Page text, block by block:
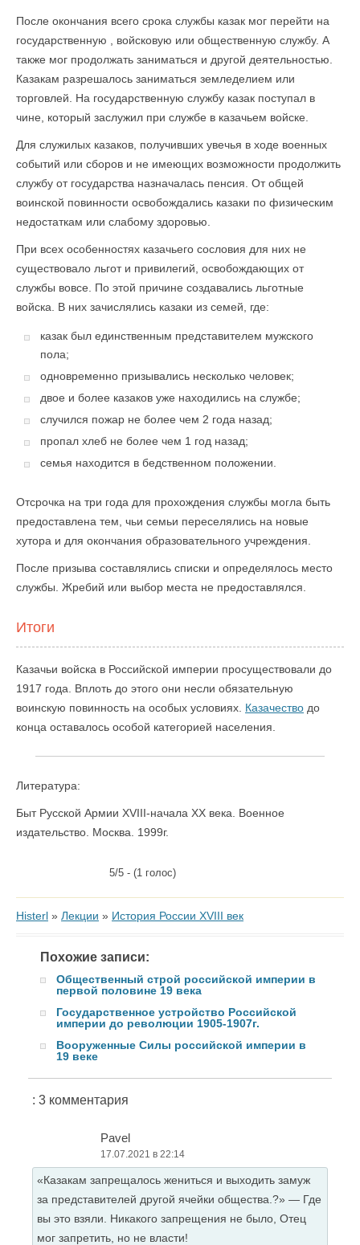
После окончания всего срока службы казак мог перейти на
государственную , войсковую или общественную службу. А
также мог продолжать заниматься и другой деятельностью.
Казакам разрешалось заниматься земледелием или
торговлей. На государственную службу казак поступал в
чине, который заслужил при службе в казачьем войске.
Для служилых казаков, получивших увечья в ходе военных
событий или сборов и не имеющих возможности продолжить
службу от государства назначалась пенсия. От общей
воинской повинности освобождались казаки по физическим
недостаткам или слабому здоровью.
При всех особенностях казачьего сословия для них не
существовало льгот и привилегий, освобождающих от
службы вовсе. По этой причине создавались льготные
войска. В них зачислялись казаки из семей, где:
казак был единственным представителем мужского
пола;
одновременно призывались несколько человек;
двое и более казаков уже находились на службе;
случился пожар не более чем 2 года назад;
пропал хлеб не более чем 1 год назад;
семья находится в бедственном положении.
Отсрочка на три года для прохождения службы могла быть
предоставлена тем, чьи семьи переселялись на новые
хутора и для окончания образовательного учреждения.
После призыва составлялись списки и определялось место
службы. Жребий или выбор места не предоставлялся.
Итоги
Казачьи войска в Российской империи просуществовали до
1917 года. Вплоть до этого они несли обязательную
воинскую повинность на особых условиях. Казачество до
конца оставалось особой категорией населения.
Литература:
Быт Русской Армии XVIII-начала XX века. Военное
издательство. Москва. 1999г.
5/5 - (1 голос)
Histerl » Лекции » История России XVIII век
Похожие записи:
Общественный строй российской империи в
первой половине 19 века
Государственное устройство Российской
империи до революции 1905-1907г.
Вооруженные Силы российской империи в
19 веке
: 3 комментария
Pavel
17.07.2021 в 22:14
«Казакам запрещалось жениться и выходить замуж
за представителей другой ячейки общества.?» — Где
вы это взяли. Никакого запрещения не было, Отец
мог запретить, но не власти!